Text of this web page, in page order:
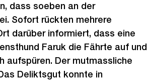
dass soeben an der
Sofort rückten mehrere
darüber informiert, dass eine
Faruk die Fährte auf und
aufspüren. Der mutmassliche
Deliktsgut konnte in